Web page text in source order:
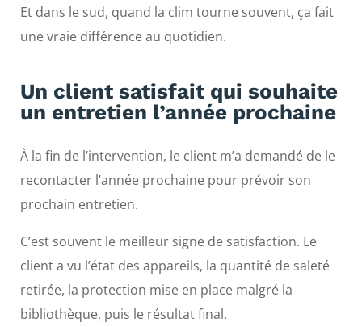
Et dans le sud, quand la clim tourne souvent, ça fait
une vraie différence au quotidien.
Un client satisfait qui souhaite
un entretien l’année prochaine
À la fin de l’intervention, le client m’a demandé de le
recontacter l’année prochaine pour prévoir son
prochain entretien.
C’est souvent le meilleur signe de satisfaction. Le
client a vu l’état des appareils, la quantité de saleté
retirée, la protection mise en place malgré la
bibliothèque, puis le résultat final.